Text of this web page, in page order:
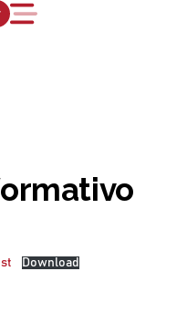
Download